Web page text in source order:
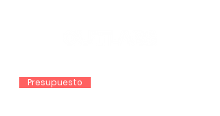
Presupuesto